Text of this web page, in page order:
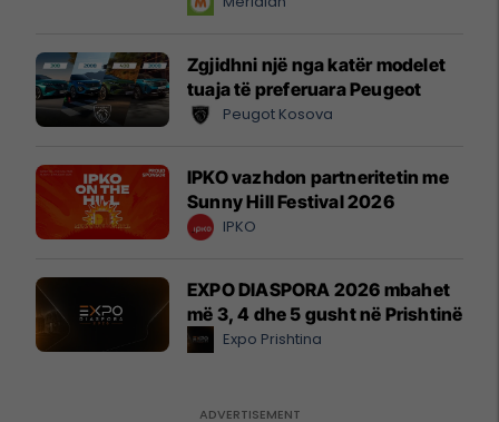
Zgjidhni një nga katër modelet
tuaja të preferuara Peugeot
Peugot Kosova
IPKO vazhdon partneritetin me
Sunny Hill Festival 2026
IPKO
EXPO DIASPORA 2026 mbahet
më 3, 4 dhe 5 gusht në Prishtinë
Expo Prishtina